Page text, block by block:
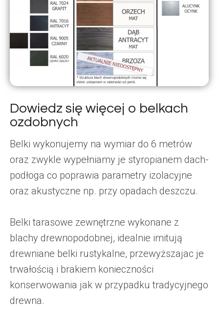
Dowiedz się więcej o belkach
ozdobnych
Belki wykonujemy na wymiar do 6 metrów
oraz zwykle wypełniamy je styropianem dach-
podłoga co poprawia parametry izolacyjne
oraz akustyczne np. przy opadach deszczu.
Belki tarasowe zewnętrzne wykonane z
blachy drewnopodobnej, idealnie imitują
drewniane belki rustykalne, przewyższajac je
trwałością i brakiem konieczności
konserwowania jak w przypadku tradycyjnego
drewna.